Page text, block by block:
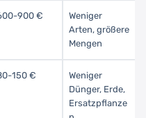
900 €
Weniger
Arten, größere
Mengen
150 €
Weniger
Dünger, Erde,
Ersatzpflanze